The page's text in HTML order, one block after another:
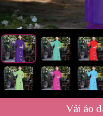
Vải áo